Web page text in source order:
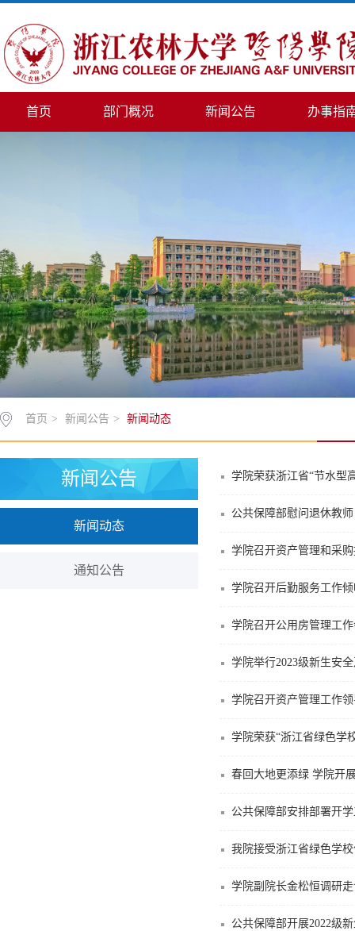
首页 部门概况 新闻公告 办事指
首页 > 新闻公告 > 新闻动态
新闻公告
新闻动态
通知公告
学院荣获浙江省“节水型
公共保障部慰问退休教师
学院召开资产管理和采
学院召开后勤服务工作
学院召开公用房管理工
学院举行2023级新生安
学院召开资产管理工作
学院荣获“浙江省绿色学
春回大地更添绿 学院开
公共保障部安排部署开
我院接受浙江省绿色学
学院副院长金松恒调研
公共保障部开展2022级